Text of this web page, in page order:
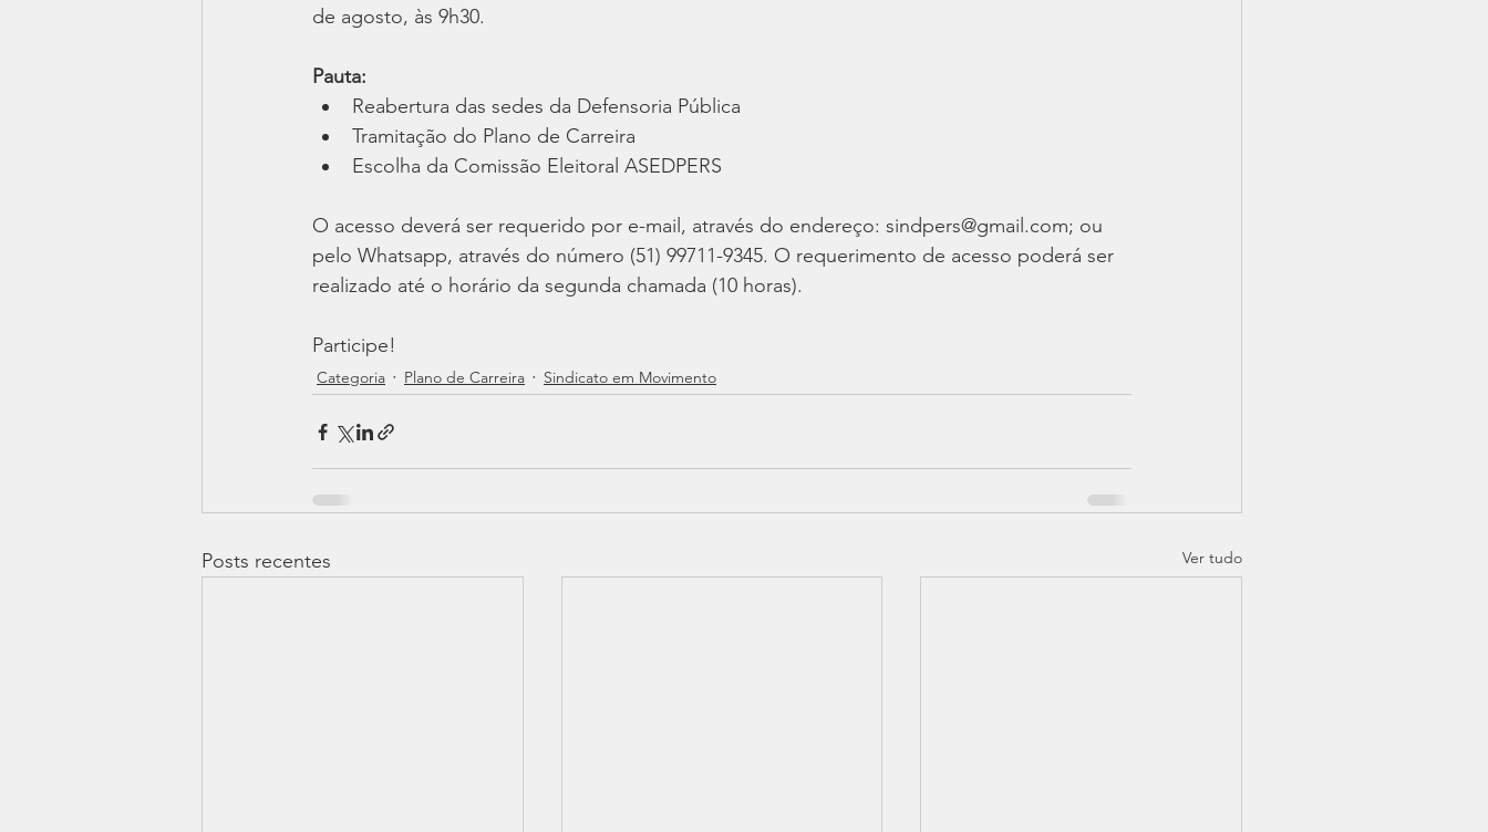
de agosto, às 9h30.
Pauta:
Reabertura das sedes da Defensoria Pública
Tramitação do Plano de Carreira
Escolha da Comissão Eleitoral ASEDPERS
O acesso deverá ser requerido por e-mail, através do endereço: sindpers@gmail.com; ou
pelo Whatsapp, através do número (51) 99711-9345. O requerimento de acesso poderá ser
realizado até o horário da segunda chamada (10 horas).
Participe!
Categoria Plano de Carreira Sindicato em Movimento
Posts recentes Ver tudo